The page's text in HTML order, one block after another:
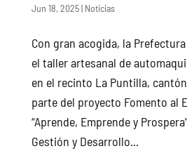
Jun 18, 2025| Noticias
Con gran acogida, la
el taller artesanal de
en el recinto La Puntilla,
parte del proyecto Fomento al
“Aprende, Emprende y
Gestión y Desarrollo...